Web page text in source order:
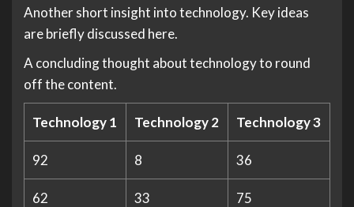
Another short insight into technology. Key ideas
are briefly discussed here.
A concluding thought about technology to round
off the content.
Technology 1 Technology 2 Technology 3
92 8 36
62 33 75